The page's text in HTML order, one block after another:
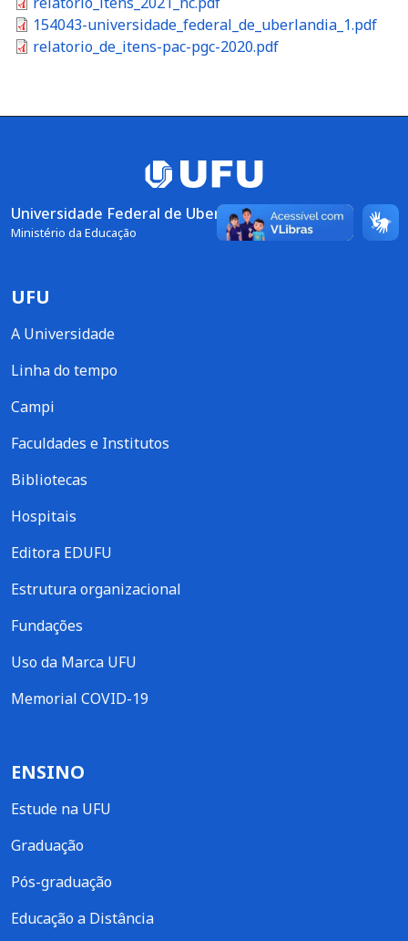
Documento
154043-universidade_federal_de_uberlandia_1.pdf
Documento
relatorio_de_itens-pac-pgc-2020.pdf
Universidade Federal de Uberlândia
Ministério da Educação
UFU
A Universidade
Linha do tempo
Campi
Faculdades e Institutos
Bibliotecas
Hospitais
Editora EDUFU
Estrutura organizacional
Fundações
Uso da Marca UFU
Memorial COVID-19
ENSINO
Estude na UFU
Graduação
Pós-graduação
Educação a Distância